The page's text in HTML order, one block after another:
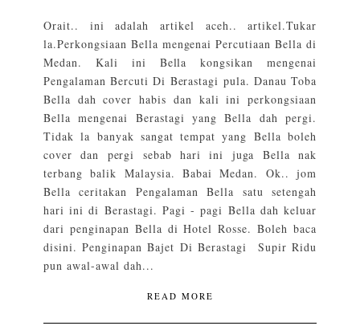
Orait.. ini adalah artikel aceh.. artikel.Tukar
la.Perkongsiaan Bella mengenai Percutiaan Bella di
Medan. Kali ini Bella kongsikan mengenai
Pengalaman Bercuti Di Berastagi pula. Danau Toba
Bella dah cover habis dan kali ini perkongsiaan
Bella mengenai Berastagi yang Bella dah pergi.
Tidak la banyak sangat tempat yang Bella boleh
cover dan pergi sebab hari ini juga Bella nak
terbang balik Malaysia. Babai Medan. Ok.. jom
Bella ceritakan Pengalaman Bella satu setengah
hari ini di Berastagi. Pagi - pagi Bella dah keluar
dari penginapan Bella di Hotel Rosse. Boleh baca
disini. Penginapan Bajet Di Berastagi Supir Ridu
pun awal-awal dah...
READ MORE